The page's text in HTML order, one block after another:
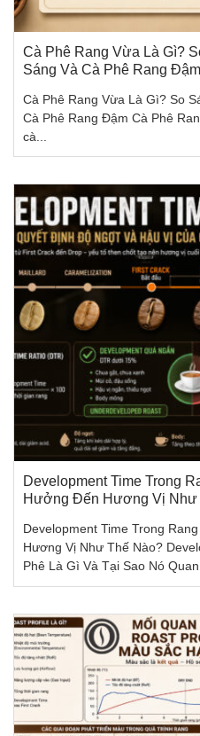
Cà Phê Rang Vừa Là Gì?
Sáng Và Cà Phê Rang Đậm
Cà Phê Rang Vừa Là Gì? So
Cà Phê Rang Đậm Cà Phê
cà...
Development Time Trong
Hưởng Đến Hương Vị Như
Development Time Trong
Hương Vị Như Thế Nào?
Phê Là Gì Và Tại Sao Nó